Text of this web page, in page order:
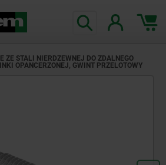
ZE STALI NIERDZEWNEJ DO ZDALNEGO
OPANCERZONEJ, GWINT PRZELOTOWY